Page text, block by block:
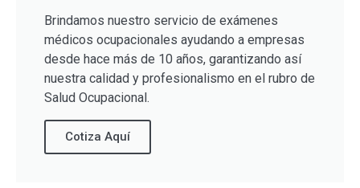
Brindamos nuestro servicio de exámenes
médicos ocupacionales ayudando a empresas
desde hace más de 10 años, garantizando así
nuestra calidad y profesionalismo en el rubro de
Salud Ocupacional.
Cotiza Aquí